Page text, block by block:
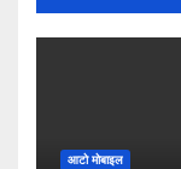
आटो मोबाइल